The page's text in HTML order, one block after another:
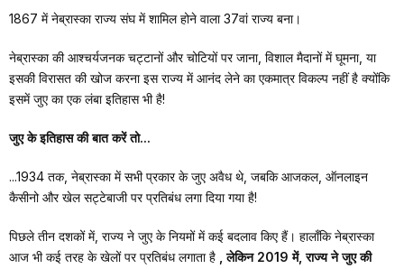
1867 में नेब्रास्का राज्य संघ में शामिल होने वाला 37वां राज्य बना।
नेब्रास्का की आश्चर्यजनक चट्टानों और चोटियों पर जाना, विशाल मैदानों में घूमना, या
इसकी विरासत की खोज करना इस राज्य में आनंद लेने का एकमात्र विकल्प नहीं है क्योंकि
इसमें जुए का एक लंबा इतिहास भी है!
जुए के इतिहास की बात करें तो...
...1934 तक, नेब्रास्का में सभी प्रकार के जुए अवैध थे, जबकि आजकल, ऑनलाइन
कैसीनो और खेल सट्टेबाजी पर प्रतिबंध लगा दिया गया है!
पिछले तीन दशकों में, राज्य ने जुए के नियमों में कई बदलाव किए हैं। हालाँकि नेब्रास्का
आज भी कई तरह के खेलों पर प्रतिबंध लगाता है
, लेकिन 2019 में, राज्य ने जुए की